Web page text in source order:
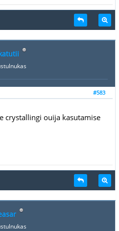
#583
crystallingi ouija kasutamise